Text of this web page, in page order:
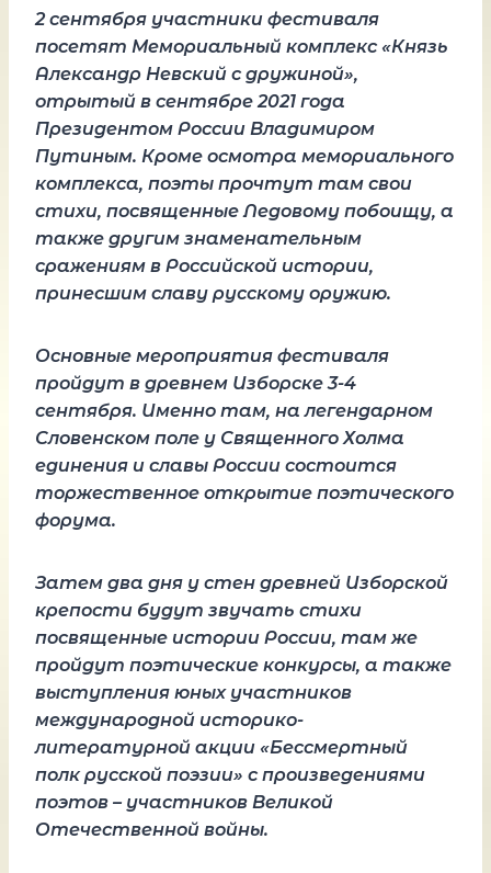
2 сентября участники фестиваля
посетят Мемориальный комплекс «Князь
Александр Невский с дружиной»,
отрытый в сентябре 2021 года
Президентом России Владимиром
Путиным. Кроме осмотра мемориального
комплекса, поэты прочтут там свои
стихи, посвященные Ледовому побоищу, а
также другим знаменательным
сражениям в Российской истории,
принесшим славу русскому оружию.
Основные мероприятия фестиваля
пройдут в древнем Изборске 3-4
сентября. Именно там, на легендарном
Словенском поле у Священного Холма
единения и славы России состоится
торжественное открытие поэтического
форума.
Затем два дня у стен древней Изборской
крепости будут звучать стихи
посвященные истории России, там же
пройдут поэтические конкурсы, а также
выступления юных участников
международной историко-
литературной акции «Бессмертный
полк русской поэзии» с произведениями
поэтов – участников Великой
Отечественной войны.